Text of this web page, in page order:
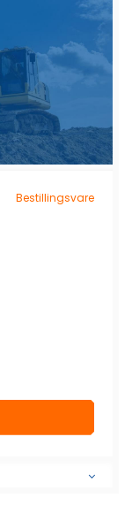
Bestillingsvare